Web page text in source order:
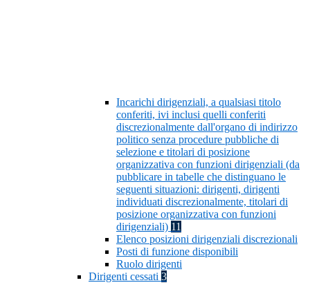
Incarichi dirigenziali, a qualsiasi titolo
conferiti, ivi inclusi quelli conferiti
discrezionalmente dall'organo di indirizzo
politico senza procedure pubbliche di
selezione e titolari di posizione
organizzativa con funzioni dirigenziali (da
pubblicare in tabelle che distinguano le
seguenti situazioni: dirigenti, dirigenti
individuati discrezionalmente, titolari di
posizione organizzativa con funzioni
dirigenziali) 11
Elenco posizioni dirigenziali discrezionali
Posti di funzione disponibili
Ruolo dirigenti
Dirigenti cessati 3